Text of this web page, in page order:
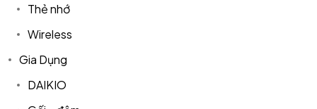
Thẻ nhớ
Wireless
Gia Dụng
DAIKIO